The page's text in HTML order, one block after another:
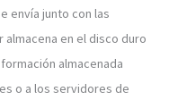
envía junto con las
en el disco duro
almacenada
o a los servidores de